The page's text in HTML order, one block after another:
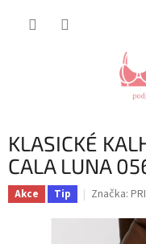
KLASICKÉ
CALA LUNA
Akce Tip Značka: